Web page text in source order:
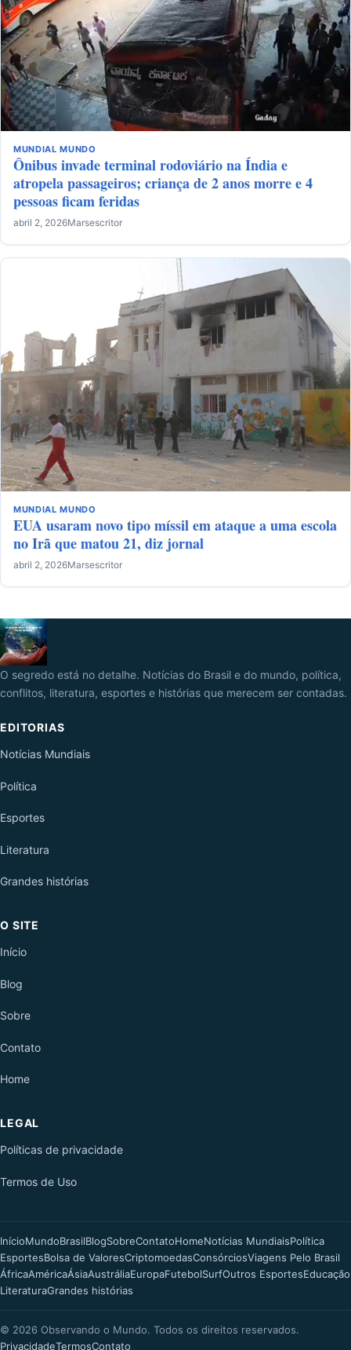
MUNDIAL MUNDO
Ônibus invade terminal rodoviário na Índia e
atropela passageiros; criança de 2 anos morre e 4
pessoas ficam feridas
abril 2, 2026Marsescritor
MUNDIAL MUNDO
EUA usaram novo tipo míssil em ataque a uma escola
no Irã que matou 21, diz jornal
abril 2, 2026Marsescritor
O segredo está no detalhe. Notícias do Brasil e do mundo, política,
conflitos, literatura, esportes e histórias que merecem ser contadas.
EDITORIAS
Notícias Mundiais
Política
Esportes
Literatura
Grandes histórias
O SITE
Início
Blog
Sobre
Contato
Home
LEGAL
Políticas de privacidade
Termos de Uso
InícioMundoBrasilBlogSobreContatoHomeNotícias MundiaisPolítica
EsportesBolsa de ValoresCriptomoedasConsórciosViagens Pelo Brasil
ÁfricaAméricaÁsiaAustráliaEuropaFutebolSurfOutros EsportesEducação
LiteraturaGrandes histórias
© 2026 Observando o Mundo. Todos os direitos reservados.
PrivacidadeTermosContato